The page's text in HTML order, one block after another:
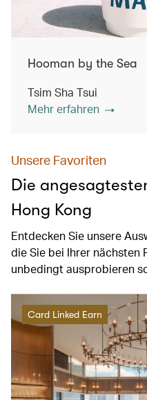
Hooman by the Sea
Tsim Sha Tsui
Mehr erfahren
Unsere Favoriten
Die
Hong Kong
Entdecken Sie unsere
die Sie bei Ihrer nächsten
unbedingt ausprobieren
Card Linked Earn